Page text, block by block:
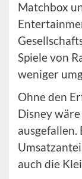
Matchbox
Spiele von
weniger
Ohne den
Disney
ausgefallen.
auch die